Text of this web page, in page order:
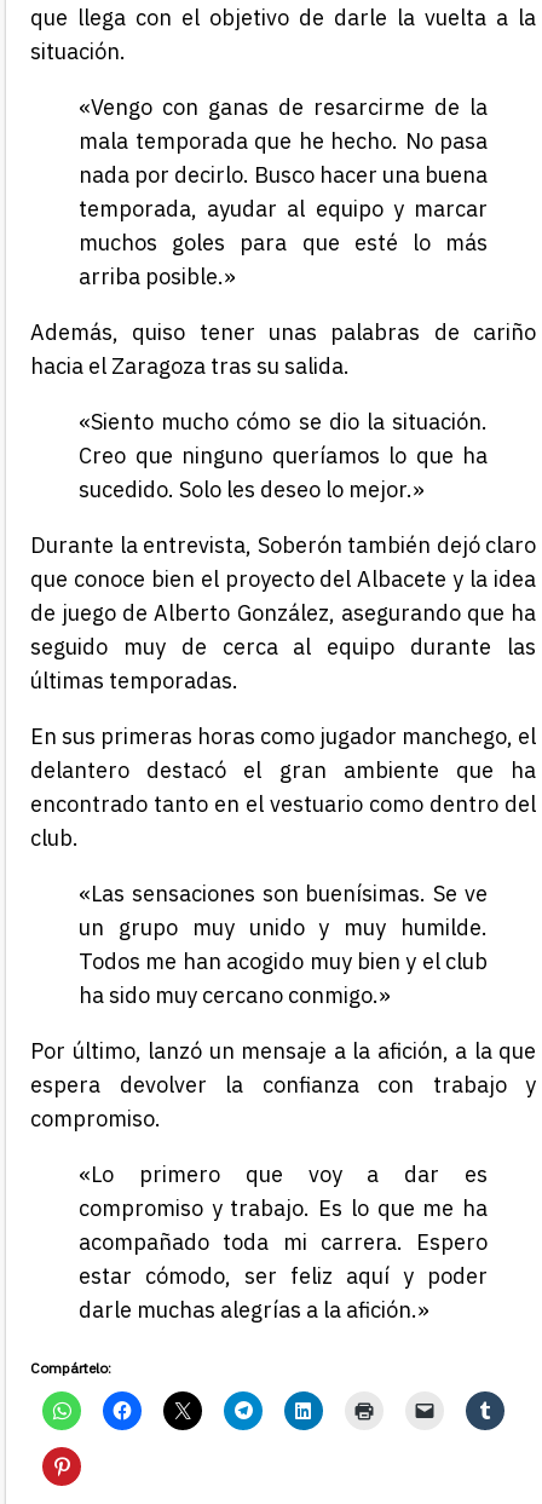
que llega con el objetivo de darle la vuelta a la
situación.
«Vengo con ganas de resarcirme de la
mala temporada que he hecho. No pasa
nada por decirlo. Busco hacer una buena
temporada, ayudar al equipo y marcar
muchos goles para que esté lo más
arriba posible.»
Además, quiso tener unas palabras de cariño
hacia el Zaragoza tras su salida.
«Siento mucho cómo se dio la situación.
Creo que ninguno queríamos lo que ha
sucedido. Solo les deseo lo mejor.»
Durante la entrevista, Soberón también dejó claro
que conoce bien el proyecto del Albacete y la idea
de juego de Alberto González, asegurando que ha
seguido muy de cerca al equipo durante las
últimas temporadas.
En sus primeras horas como jugador manchego, el
delantero destacó el gran ambiente que ha
encontrado tanto en el vestuario como dentro del
club.
«Las sensaciones son buenísimas. Se ve
un grupo muy unido y muy humilde.
Todos me han acogido muy bien y el club
ha sido muy cercano conmigo.»
Por último, lanzó un mensaje a la afición, a la que
espera devolver la confianza con trabajo y
compromiso.
«Lo primero que voy a dar es
compromiso y trabajo. Es lo que me ha
acompañado toda mi carrera. Espero
estar cómodo, ser feliz aquí y poder
darle muchas alegrías a la afición.»
Compártelo: